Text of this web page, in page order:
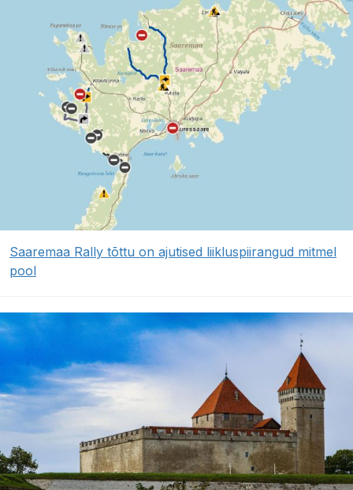
Saaremaa Rally tõttu on ajutised liikluspiirangud mitmel
pool